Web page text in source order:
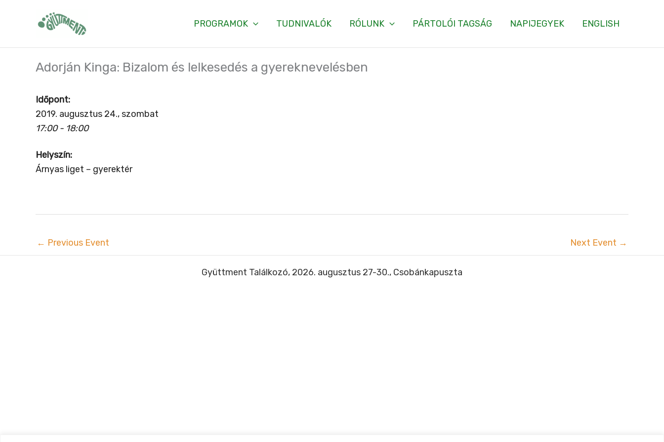
PROGRAMOK TUDNIVALÓK RÓLUNK PÁRTOLÓI TAGSÁG NAPIJEGYEK ENGLISH
Adorján Kinga: Bizalom és lelkesedés a gyereknevelésben
Időpont:
2019. augusztus 24., szombat
17:00 - 18:00
Helyszín:
Árnyas liget – gyerektér
← Previous Event Next Event →
Gyüttment Találkozó, 2026. augusztus 27-30., Csobánkapuszta